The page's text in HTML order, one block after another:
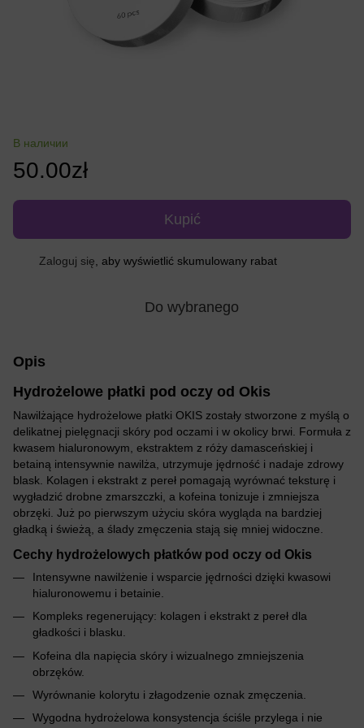
В наличии
50.00zł
Kupić
Zaloguj się , aby wyświetlić skumulowany rabat
Do wybranego
Opis
Hydrożelowe płatki pod oczy od Okis
Nawilżające hydrożelowe płatki OKIS zostały stworzone z myślą o
delikatnej pielęgnacji skóry pod oczami i w okolicy brwi. Formuła z
kwasem hialuronowym, ekstraktem z róży damasceńskiej i
betainą intensywnie nawilża, utrzymuje jędrność i nadaje zdrowy
blask. Kolagen i ekstrakt z pereł pomagają wyrównać teksturę i
wygładzić drobne zmarszczki, a kofeina tonizuje i zmniejsza
obrzęki. Już po pierwszym użyciu skóra wygląda na bardziej
gładką i świeżą, a ślady zmęczenia stają się mniej widoczne.
Cechy hydrożelowych płatków pod oczy od Okis
Intensywne nawilżenie i wsparcie jędrności dzięki kwasowi
hialuronowemu i betainie.
Kompleks regenerujący: kolagen i ekstrakt z pereł dla
gładkości i blasku.
Kofeina dla napięcia skóry i wizualnego zmniejszenia
obrzęków.
Wyrównanie kolorytu i złagodzenie oznak zmęczenia.
Wygodna hydrożelowa konsystencja ściśle przylega i nie